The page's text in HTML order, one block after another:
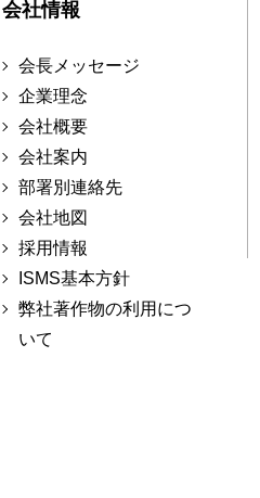
会社情報
会長メッセージ
企業理念
会社概要
会社案内
部署別連絡先
会社地図
採用情報
ISMS基本方針
弊社著作物の利用につ
いて